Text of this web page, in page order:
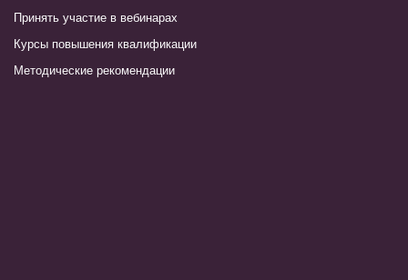
Принять участие в вебинарах
Курсы повышения квалификации
Методические рекомендации